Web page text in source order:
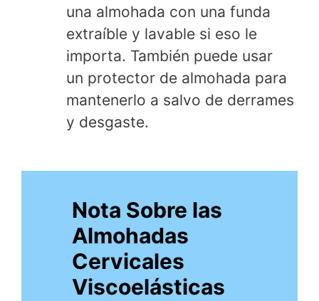
una almohada con una funda
extraíble y lavable si eso le
importa. También puede usar
un protector de almohada para
mantenerlo a salvo de derrames
y desgaste.
Nota Sobre las
Almohadas
Cervicales
Viscoelásticas